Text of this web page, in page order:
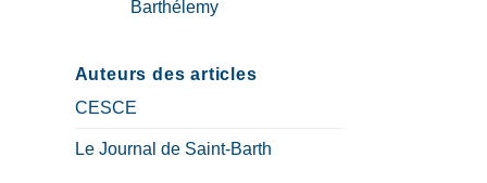
?à
outils
déclaration
perception
le
26
2026
Barthélemy
Le
CESCE
remet
son
la
Auteurs des articles
CESCE
Le Journal de Saint-Barth